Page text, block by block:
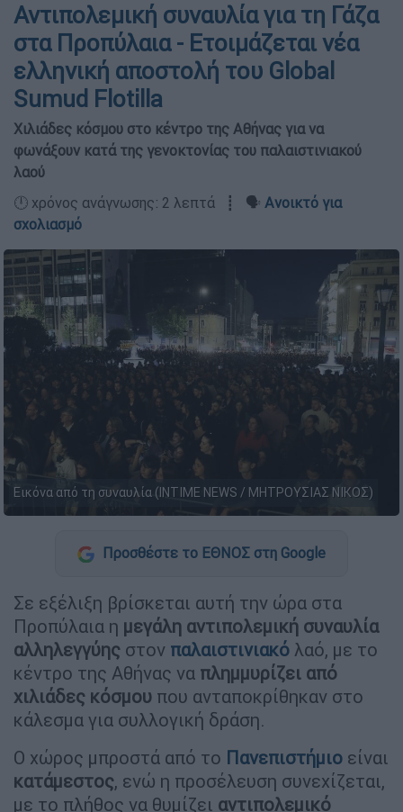
Αντιπολεμική συναυλία για τη Γάζα
στα Προπύλαια - Ετοιμάζεται νέα
ελληνική αποστολή του Global
Sumud Flotilla
Χιλιάδες κόσμου στο κέντρο της Αθήνας για να
φωνάξουν κατά της γενοκτονίας του παλαιστινιακού
λαού
🕛 χρόνος ανάγνωσης: 2 λεπτά ┋ 🗣️ Ανοικτό για
σχολιασμό
Εικόνα από τη συναυλία (INTIME NEWS / ΜΗΤΡΟΥΣΙΑΣ ΝΙΚΟΣ)
Προσθέστε το ΕΘΝΟΣ στη Google
Σε εξέλιξη βρίσκεται αυτή την ώρα στα
Προπύλαια η μεγάλη αντιπολεμική συναυλία
αλληλεγγύης στον παλαιστινιακό λαό, με το
κέντρο της Αθήνας να πλημμυρίζει από
χιλιάδες κόσμου που ανταποκρίθηκαν στο
κάλεσμα για συλλογική δράση.
Ο χώρος μπροστά από το Πανεπιστήμιο είναι
κατάμεστος, ενώ η προσέλευση συνεχίζεται,
με το πλήθος να θυμίζει αντιπολεμικό